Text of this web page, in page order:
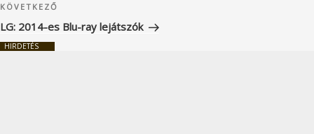
Következő
bejegyzés
KÖVETKEZŐ
LG: 2014-es Blu-ray lejátszók
HIRDETÉS